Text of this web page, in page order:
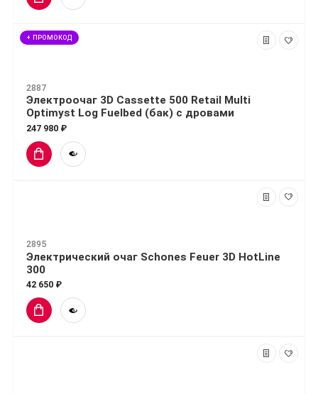
+ ПРОМОКОД
2887
Электроочаг 3D Cassette 500 Retail Multi
Optimyst Log Fuelbed (бак) с дровами
247 980 ₽
2895
Электрический очаг Schones Feuer 3D HotLine
300
42 650 ₽